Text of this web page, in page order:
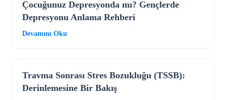
Çocuğunuz Depresyonda mı? Gençlerde
Depresyonu Anlama Rehberi
Devamını Oku
Travma Sonrası Stres Bozukluğu (TSSB):
Derinlemesine Bir Bakış